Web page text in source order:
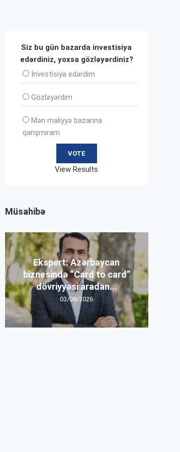
Siz bu gün bazarda investisiya
edərdiniz, yoxsa gözləyərdiniz?
İnvеstisiya edərdim
Gözləyərdim
Mən maliyyə bazarına
qarışmıram
View Results
Müsahibə
Ekspert: Azərbaycan
biznesində “Card to card”
dövriyyəsi aradan...
03/08/2026